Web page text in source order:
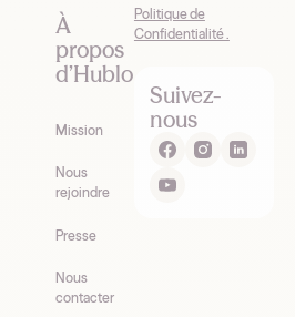
À
propos
d’Hublo
Mission
Nous
rejoindre
Presse
Nous
contacter
Politique de
Confidentialité .
Suivez-
nous